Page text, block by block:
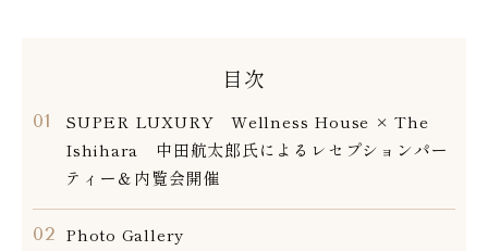
目次
SUPER LUXURY Wellness House × The
Ishihara 中田航太郎氏によるレセプションパー
ティー＆内覧会開催
Photo Gallery